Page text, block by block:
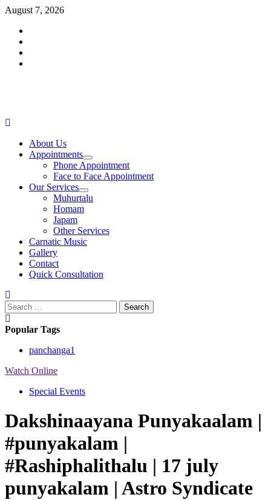
Skip
content
August 7, 2026
Menu
About Us
Appointments
Phone Appointment
Face to Face Appointment
Our Services
Muhurtalu
Homam
Japam
Other Services
Carnatic Music
Gallery
Contact
Quick Consultation
Search
for:
Popular Tags
panchanga1
Watch Online
Special Events
Dakshinaayana Punyakaalam |
#punyakalam |
#Rashiphalithalu | 17 july
punyakalam | Astro Syndicate